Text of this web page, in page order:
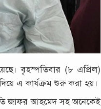
বৃহস্পতিবার (৮ এপ্রিল)
এ কার্যক্রম শুরু করা হয়।
জাফর আহমেদ সহ অনেকেই